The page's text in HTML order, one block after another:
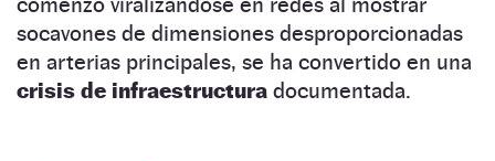
socavones de dimensiones desproporcionadas
en arterias principales, se ha convertido en una
crisis de infraestructura documentada.